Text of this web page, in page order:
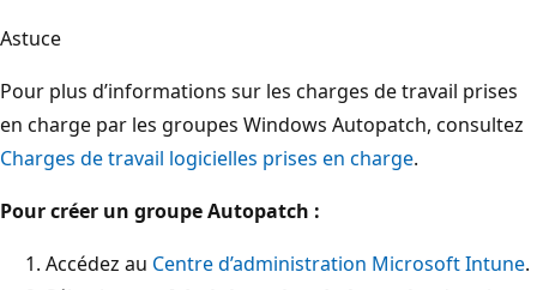
Astuce
Pour plus d’informations sur les charges de travail prises
en charge par les groupes Windows Autopatch, consultez
Charges de travail logicielles prises en charge.
Pour créer un groupe Autopatch :
Accédez au Centre d’administration Microsoft Intune.